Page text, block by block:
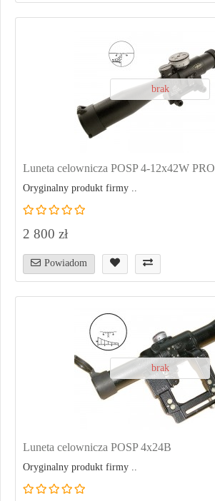
brak
Luneta celownicza POSP 4-12x42W PRO
Oryginalny produkt firmy ..
2 800 zł
Powiadom
brak
Luneta celownicza POSP 4x24B
Oryginalny produkt firmy ..